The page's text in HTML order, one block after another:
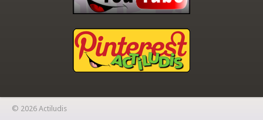
© 2026 Actiludis